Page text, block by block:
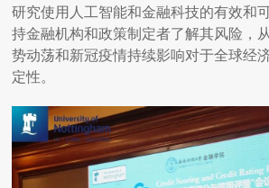
研究使用人工智能和金融科技的有效和
持金融机构和政策制定者了解其风险，
势动荡和新冠疫情持续影响对于全球经
定性。